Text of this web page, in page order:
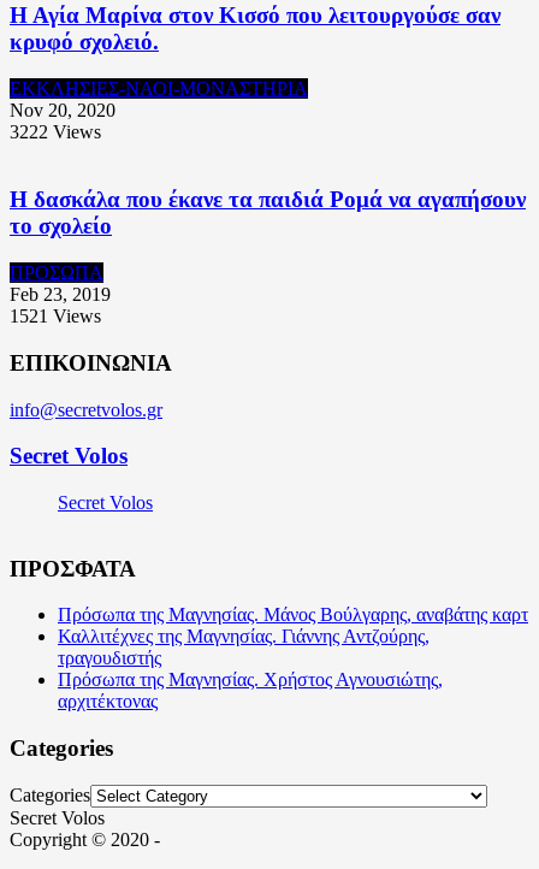
Η Αγία Μαρίνα στον Κισσό που λειτουργούσε σαν
κρυφό σχολειό.
ΕΚΚΛΗΣΙΕΣ-ΝΑΟΙ-ΜΟΝΑΣΤΗΡΙΑ
Nov 20, 2020
3222 Views
H δασκάλα που έκανε τα παιδιά Ρομά να αγαπήσουν
το σχολείο
ΠΡΟΣΩΠΑ
Feb 23, 2019
1521 Views
ΕΠΙΚΟΙΝΩΝΙΑ
info@secretvolos.gr
Secret Volos
Secret Volos
ΠΡΟΣΦΑΤΑ
Πρόσωπα της Μαγνησίας. Μάνος Βούλγαρης, αναβάτης καρτ
Καλλιτέχνες της Μαγνησίας. Γιάννης Αντζούρης,
τραγουδιστής
Πρόσωπα της Μαγνησίας. Χρήστος Αγνουσιώτης,
αρχιτέκτονας
Categories
Categories
Secret Volos
Copyright © 2020 -